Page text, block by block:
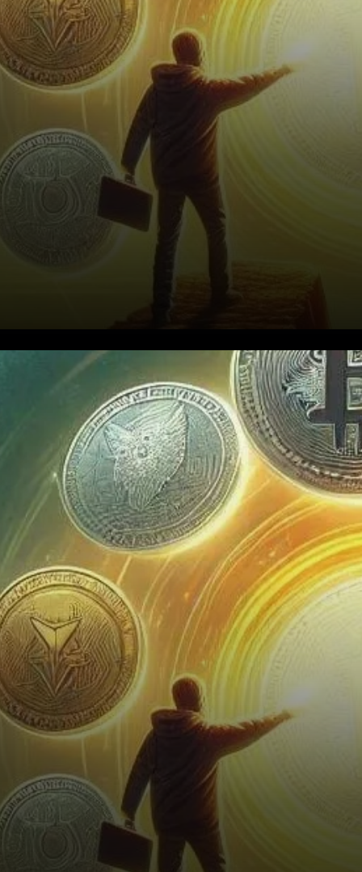
Le marché des altcoins
connaît une résurgence, avec
plusieurs pièces qui ont peiné
pendant le marché baissier et
qui sont…